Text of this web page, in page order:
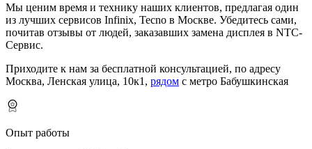
Мы ценим время и технику наших клиентов, предлагая один
из лучших сервисов Infinix, Tecno в Москве. Убедитесь сами,
почитав отзывы от людей, заказавших замена дисплея в NTC-
Сервис.
Приходите к нам за бесплатной консультацией, по адресу
Москва, Ленская улица, 10к1, рядом с метро Бабушкинская
Опыт работы